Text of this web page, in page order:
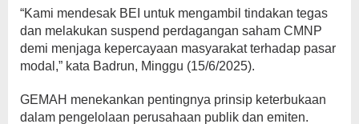
“Kami mendesak BEI untuk mengambil tindakan tegas
dan melakukan suspend perdagangan saham CMNP
demi menjaga kepercayaan masyarakat terhadap pasar
modal,” kata Badrun, Minggu (15/6/2025).
GEMAH menekankan pentingnya prinsip keterbukaan
dalam pengelolaan perusahaan publik dan emiten.